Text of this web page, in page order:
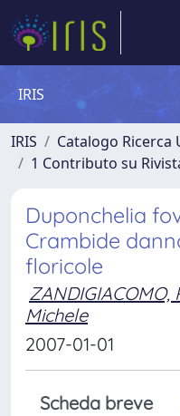
IRIS
IRIS
Catalogo Ricerca
1 Contributo su
Duponchelia
Crambide
floricole
ZANDIGIACOMO,
Michele
2007-01-01
Scheda breve